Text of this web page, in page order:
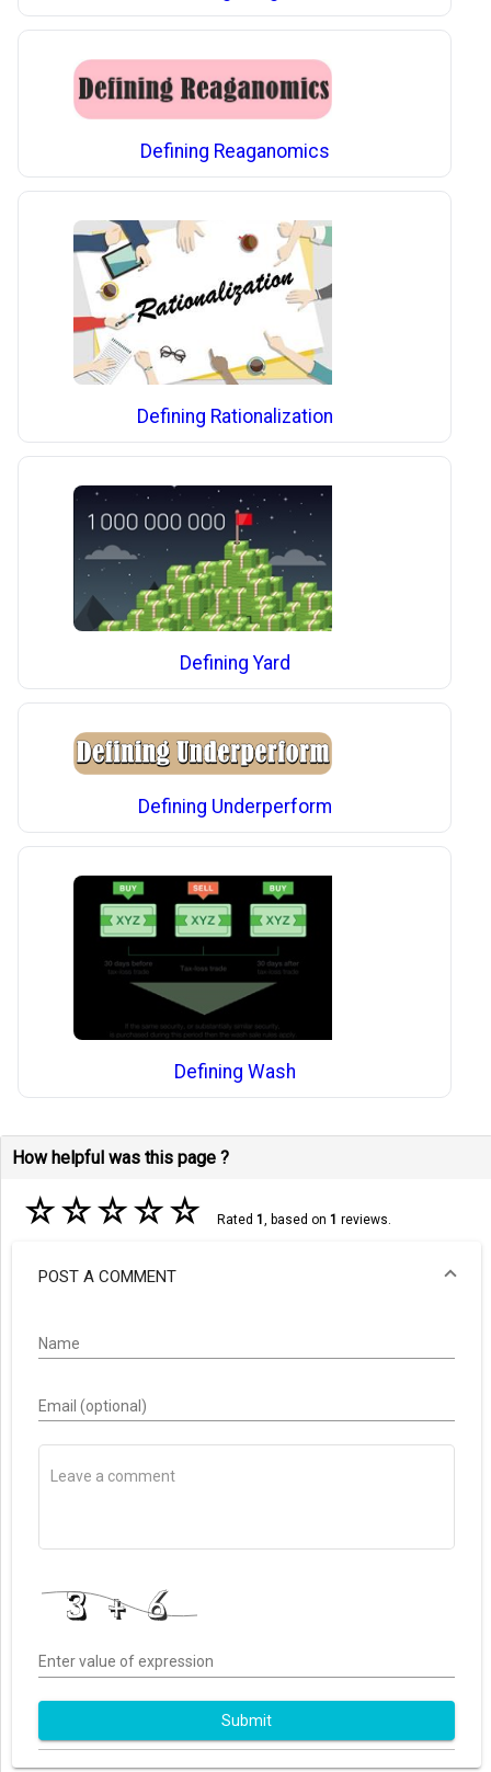
Defining Reaganomics
Defining Rationalization
Defining Yard
Defining Underperform
Defining Wash
How helpful was this page ?
☆☆☆☆☆ Rated 1, based on 1 reviews.
POST A COMMENT
Name
Email (optional)
Enter value of expression
Submit